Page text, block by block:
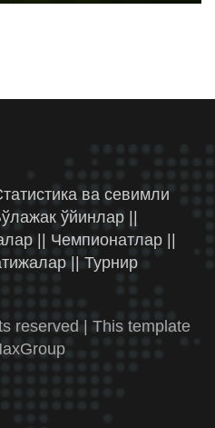
ва севимли
ўйинлар ||
|| Чемпионатлар ||
|| Турнир
reserved | This template